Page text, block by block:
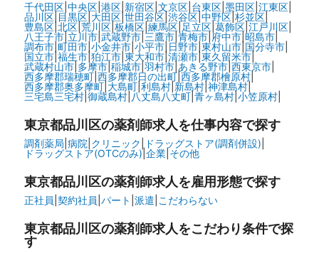
千代田区| 中央区| 港区| 新宿区| 文京区| 台東区| 墨田区| 江東区|
品川区| 目黒区| 大田区|世田谷区| 渋谷区| 中野区| 杉並区|
豊島区|北区| 荒川区| 板橋区| 練馬区| 足立区| 葛飾区| 江戸川区|
八王子市| 立川市| 武蔵野市| 三鷹市| 青梅市| 府中市| 昭島市|
調布市| 町田市| 小金井市| 小平市| 日野市| 東村山市|国分寺市|
国立市|福生市|狛江市| 東大和市|清瀬市|東久留米市|
武蔵村山市| 多摩市| 稲城市| 羽村市| あきる野市| 西東京市|
西多摩郡瑞穂町| 西多摩郡日の出町| 西多摩郡檜原村|
西多摩郡奥多摩町| 大島町| 利島村| 新島村| 神津島村|
三宅島三宅村| 御蔵島村| 八丈島八丈町| 青ヶ島村| 小笠原村|
東京都品川区の薬剤師求人を仕事内容で探す
調剤薬局 病院 クリニック ドラッグストア(調剤併設)
ドラッグストア(OTCのみ)| 企業| その他
東京都品川区の薬剤師求人を雇用形態で探す
正社員 契約社員 パート 派遣 こだわらない
東京都品川区の薬剤師求人をこだわり条件で探
す